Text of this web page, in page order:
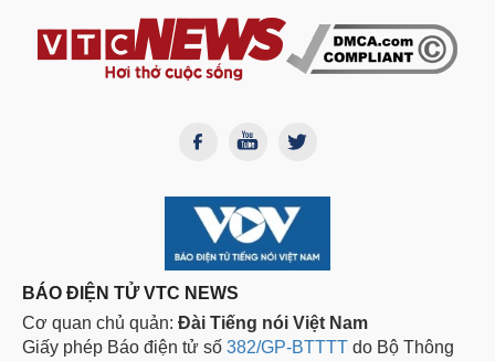
BÁO ĐIỆN TỬ VTC NEWS
Cơ quan chủ quản: Đài Tiếng nói Việt Nam
Giấy phép Báo điện tử số 382/GP-BTTTT do Bộ Thông